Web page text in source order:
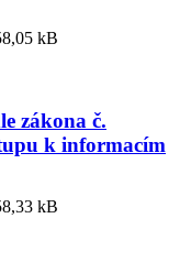
kB
zákona č.
k informacím
kB